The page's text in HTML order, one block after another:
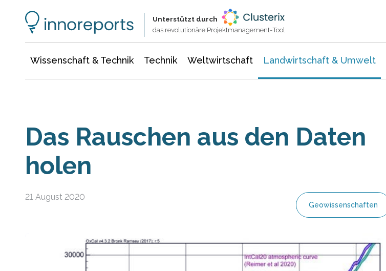
Unterstützt durch
das revolutionäre Projektmanagement-Tool
Wissenschaft & Technik Technik Weltwirtschaft Landwirtschaft & Umwelt
Das Rauschen aus den Daten
holen
21 August 2020
Geowissenschaften